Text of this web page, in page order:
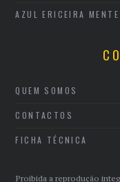
AZUL ERICEIRA MENTE
QUEM SOMOS
CONTACTOS
FICHA TÉCNICA
Proibida a reprodução